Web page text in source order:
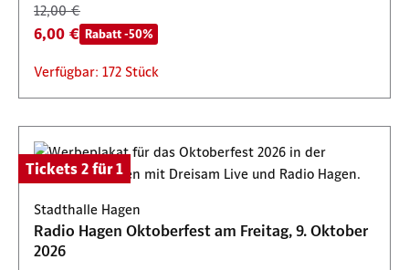
12,00 €
6,00 € Rabatt -50%
Verfügbar: 172 Stück
Tickets 2 für 1
Stadthalle Hagen
Radio Hagen Oktoberfest am Freitag, 9. Oktober
2026